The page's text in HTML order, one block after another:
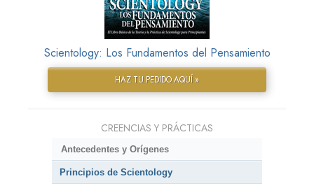
Scientology: Los Fundamentos del Pensamiento
HAZ TU PEDIDO AQUÍ »
CREENCIAS Y PRÁCTICAS
Antecedentes y Orígenes
Principios de Scientology